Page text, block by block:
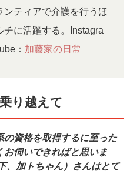
ティアで介護を行うほ
に活躍する。Instagra
： 加藤家の日常
り越えて
の資格を取得するに至った
お伺いできればと思いま
、加トちゃん）さんはとて